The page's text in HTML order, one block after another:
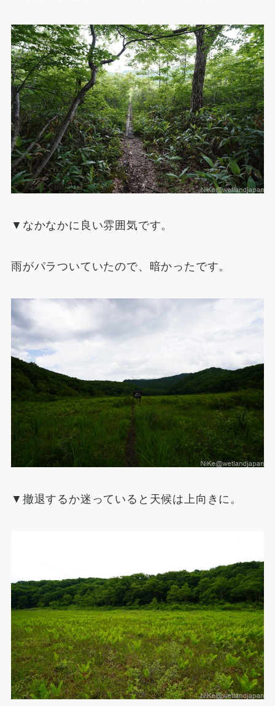
▼なかなかに良い雰囲気です。
雨がパラついていたので、暗かったです。
▼撤退するか迷っていると天候は上向きに。